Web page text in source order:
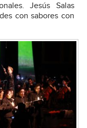
Jesús Salas
con sabores con